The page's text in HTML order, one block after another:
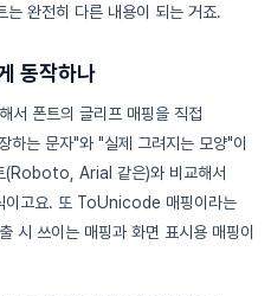
완전히 다른 내용이 되는 거죠.
동작하나
서 폰트의 글리프 매핑을 직접
하는 문자"와 "실제 그려지는 모양"이
(Roboto, Arial 같은)와 비교해서
이고요. 또 ToUnicode 매핑이라는
시 쓰이는 매핑과 화면 표시용 매핑이